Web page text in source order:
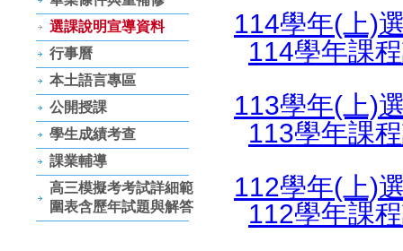
選課說明宣導資料
行事曆
本土語言專區
公開授課
學生成績考查
課業輔導
高三模擬考考試詳細範
圍表含歷年試題與解答
114學年(上)
114學年課
113學年(上)
113學年課
112學年(上)
112學年課